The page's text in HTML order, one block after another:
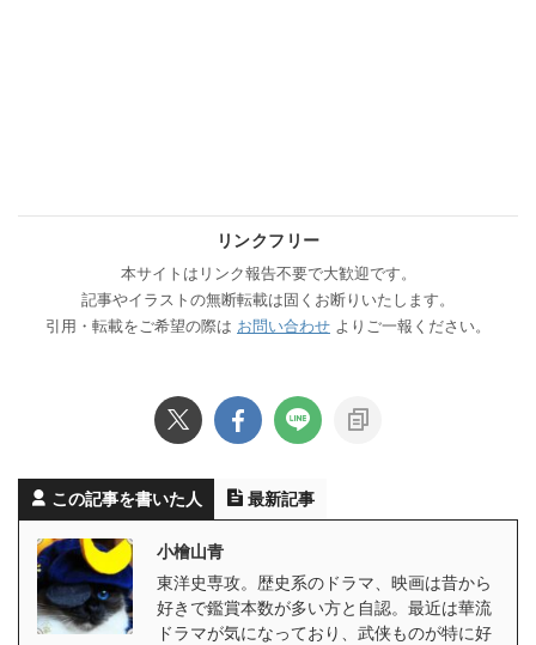
リンクフリー
本サイトはリンク報告不要で大歓迎です。
記事やイラストの無断転載は固くお断りいたします。
引用・転載をご希望の際は お問い合わせ よりご一報ください。
この記事を書いた人 最新記事
小檜山青
東洋史専攻。歴史系のドラマ、映画は昔から
好きで鑑賞本数が多い方と自認。最近は華流
ドラマが気になっており、武侠ものが特に好